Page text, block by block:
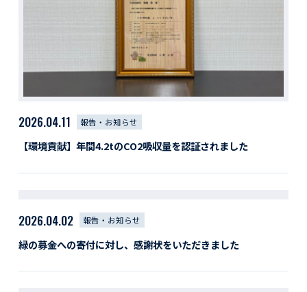
2026.04.11 報告・お知らせ
【環境貢献】年間4.2tのCO2吸収量を認証されました
2026.04.02 報告・お知らせ
緑の募金への寄付に対し、感謝状をいただきました